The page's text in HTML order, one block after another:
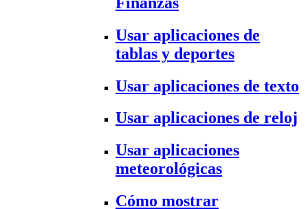
Usar aplicaciones de
tablas y deportes
Usar aplicaciones de texto
Usar aplicaciones de reloj
Usar aplicaciones
meteorológicas
Cómo mostrar